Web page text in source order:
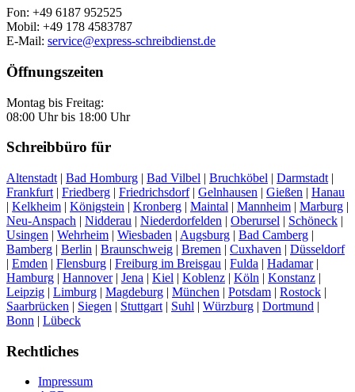
Fon: +49 6187 952525
Mobil: +49 178 4583787
E-Mail: service@express-schreibdienst.de
Öffnungszeiten
Montag bis Freitag:
08:00 Uhr bis 18:00 Uhr
Schreibbüro für
Altenstadt | Bad Homburg | Bad Vilbel | Bruchköbel | Darmstadt |
Frankfurt | Friedberg | Friedrichsdorf| Gelnhausen | Gießen | Hanau
| Kelkheim | Königstein | Kronberg | Maintal | Mannheim | Marburg |
Neu-Anspach | Nidderau | Niederdorfelden | Oberursel | Schöneck |
Usingen | Wehrheim | Wiesbaden | Augsburg | Bad Camberg |
Bamberg | Berlin | Braunschweig | Bremen | Cuxhaven | Düsseldorf
| Emden | Flensburg | Freiburg im Breisgau | Fulda | Hadamar|
Hamburg | Hannover| Jena | Kiel | Koblenz | Köln | Konstanz |
Leipzig | Limburg | Magdeburg | München | Potsdam | Rostock |
Saarbrücken | Siegen | Stuttgart | Suhl | Würzburg | Dortmund |
Bonn | Lübeck
Rechtliches
Impressum